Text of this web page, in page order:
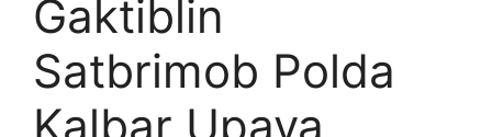
Gaktiblin
Satbrimob Polda
Kalbar Upaya